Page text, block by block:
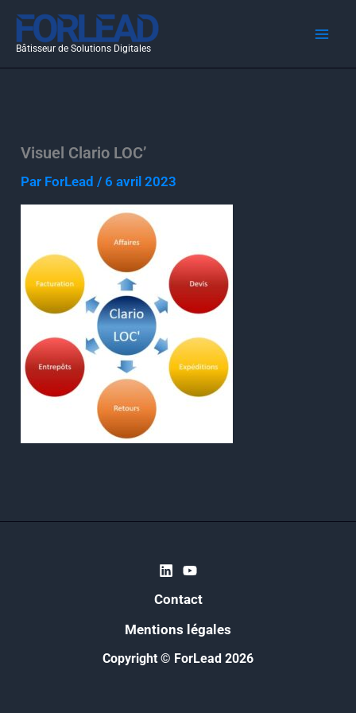
Aller
contenu
Bâtisseur de Solutions Digitales
Visuel Clario LOC’
Par ForLead/ 6 avril 2023
Contact
Mentions légales
Copyright © ForLead 2026